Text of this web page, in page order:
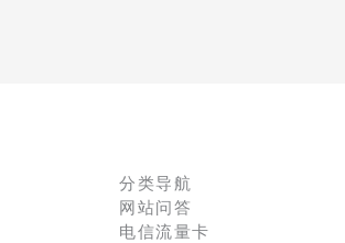
分类导航
网站问答
电信流量卡